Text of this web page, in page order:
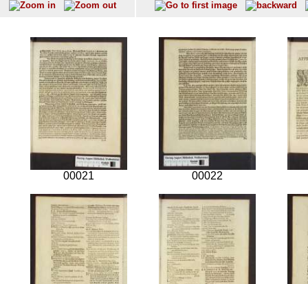
00021 00022